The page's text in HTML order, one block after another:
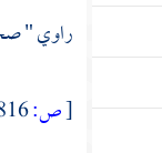
راوي "
[ص: